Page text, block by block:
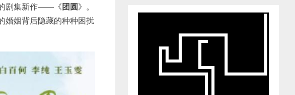
剧集新作——《团圆》。
婚姻背后隐藏的种种困扰